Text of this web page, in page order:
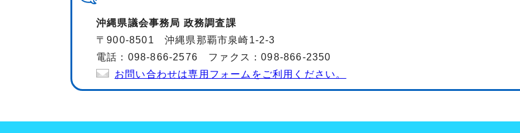
沖縄県議会事務局 政務調査課
〒900-8501 沖縄県那覇市泉崎1-2-3
電話：098-866-2576 ファクス：098-866-2350
お問い合わせは専用フォームをご利用ください。